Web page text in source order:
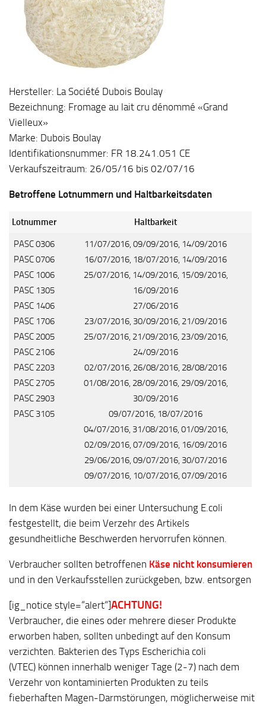
Hersteller: La Société Dubois Boulay
Bezeichnung: Fromage au lait cru dénommé «Grand
Vielleux»
Marke: Dubois Boulay
Identifikationsnummer: FR 18.241.051 CE
Verkaufszeitraum: 26/05/16 bis 02/07/16
Betroffene Lotnummern und Haltbarkeitsdaten
Lotnummer Haltbarkeit
PASC 0306
PASC 0706
PASC 1006
PASC 1305
PASC 1406
PASC 1706
PASC 2005
PASC 2106
PASC 2203
PASC 2705
PASC 2903
PASC 3105
11/07/2016, 09/09/2016, 14/09/2016
16/07/2016, 18/07/2016, 14/09/2016
25/07/2016, 14/09/2016, 15/09/2016,
16/09/2016
27/06/2016
23/07/2016, 30/09/2016, 21/09/2016
25/07/2016, 21/09/2016, 23/09/2016,
24/09/2016
02/07/2016, 26/08/2016, 28/08/2016
01/08/2016, 28/09/2016, 29/09/2016,
30/09/2016
09/07/2016, 18/07/2016
04/07/2016, 31/08/2016, 01/09/2016,
02/09/2016, 07/09/2016, 16/09/2016
29/06/2016, 09/07/2016, 30/07/2016
09/07/2016, 10/07/2016, 07/09/2016
In dem Käse wurden bei einer Untersuchung E.coli
festgestellt, die beim Verzehr des Artikels
gesundheitliche Beschwerden hervorrufen können.
Verbraucher sollten betroffenen Käse nicht konsumieren
und in den Verkaufsstellen zurückgeben, bzw. entsorgen
[ig_notice style=“alert“]ACHTUNG!
Verbraucher, die eines oder mehrere dieser Produkte
erworben haben, sollten unbedingt auf den Konsum
verzichten. Bakterien des Typs Escherichia coli
(VTEC) können innerhalb weniger Tage (2-7) nach dem
Verzehr von kontaminierten Produkten zu teils
fieberhaften Magen-Darmstörungen, möglicherweise mit